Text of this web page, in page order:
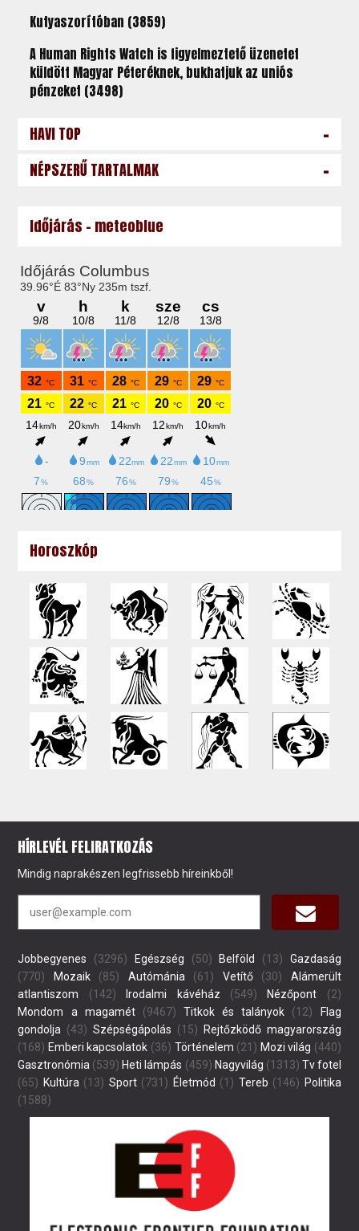
Kutyaszorítóban (3859)
A Human Rights Watch is figyelmeztető üzenetet
küldött Magyar Péteréknek, bukhatjuk az uniós
pénzeket (3498)
HAVI TOP -
NÉPSZERŰ TARTALMAK -
Időjárás - meteoblue
Horoszkóp
HÍRLEVÉL FELIRATKOZÁS
Mindig naprakészen legfrissebb híreinkből!
Jobbegyenes (3296) Egészség (50) Belföld (13)
Gazdaság
(770)
Mozaik(85) Autómánia (61) Vetítő(30)
Alámerült
atlantiszom (142) Irodalmi kávéház (549) Nézőpont (2)
Mondom a magamét(9467) Titkok és talányok (12)
Flag
gondolja (43) Szépségápolás (15)
Rejtőzködő magyarország
(168) Emberi kapcsolatok (36) Történelem (21) Mozi világ (440)
Gasztronómia (539) Heti lámpás (459) Nagyvilág (1313) Tv fotel
(65) Kultúra (13) Sport(731) Életmód (1) Tereb (146) Politika
(1588)